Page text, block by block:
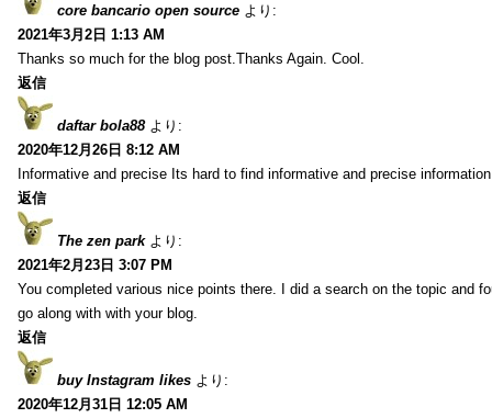
core bancario open source より:
2021年3月2日 1:13 AM
Thanks so much for the blog post.Thanks Again. Cool.
返信
daftar bola88 より:
2020年12月26日 8:12 AM
Informative and precise Its hard to find informative and precise
返信
The zen park より:
2021年2月23日 3:07 PM
You completed various nice points there. I did a search on the topic and
go along with with your blog.
返信
buy Instagram likes より:
2020年12月31日 12:05 AM